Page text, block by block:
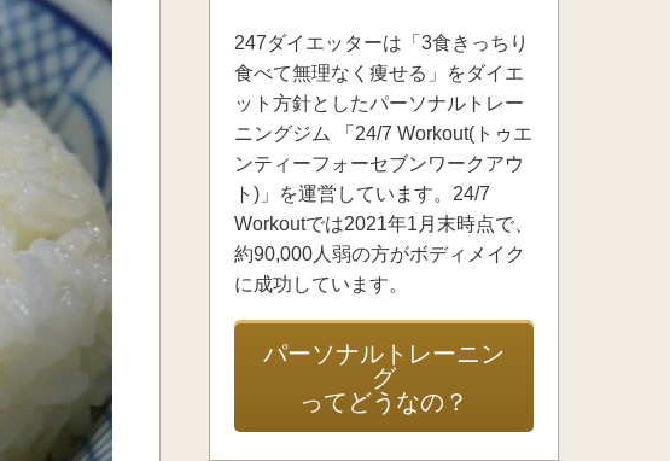
247ダイエッターは「3食きっちり
食べて無理なく痩せる」をダイエ
ット方針としたパーソナルトレー
ニングジム 「24/7 Workout(トゥエ
ンティーフォーセブンワークアウ
ト)」を運営しています。24/7
Workoutでは2021年1月末時点で、
約90,000人弱の方がボディメイク
に成功しています。
パーソナルトレーニン
グ
ってどうなの？